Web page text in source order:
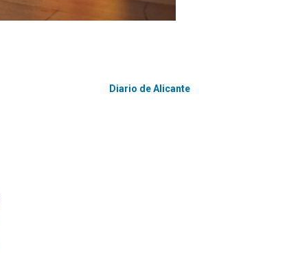
Diario de Alicante